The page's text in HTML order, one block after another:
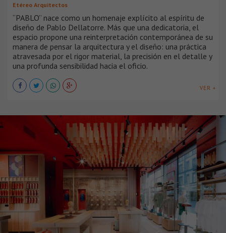
Etéreo Arquitectos
“PABLO” nace como un homenaje explícito al espíritu de
diseño de Pablo Dellatorre. Más que una dedicatoria, el
espacio propone una reinterpretación contemporánea de su
manera de pensar la arquitectura y el diseño: una práctica
atravesada por el rigor material, la precisión en el detalle y
una profunda sensibilidad hacia el oficio.
VER +